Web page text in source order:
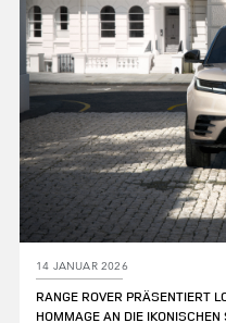
14 JANUAR 2026
RANGE ROVER PRÄSENTIERT
HOMMAGE AN DIE